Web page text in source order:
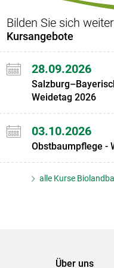
Bilden Sie sich weiter
Kursangebote
28.09.2026
Weidetag 2026
03.10.2026
Obstbaumpflege -
alle Kurse
Über uns